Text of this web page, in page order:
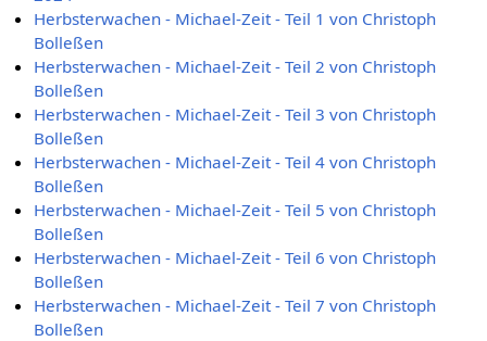
Herbsterwachen - Michael-Zeit - Teil 1 von Christoph
Bolleßen
Herbsterwachen - Michael-Zeit - Teil 2 von Christoph
Bolleßen
Herbsterwachen - Michael-Zeit - Teil 3 von Christoph
Bolleßen
Herbsterwachen - Michael-Zeit - Teil 4 von Christoph
Bolleßen
Herbsterwachen - Michael-Zeit - Teil 5 von Christoph
Bolleßen
Herbsterwachen - Michael-Zeit - Teil 6 von Christoph
Bolleßen
Herbsterwachen - Michael-Zeit - Teil 7 von Christoph
Bolleßen